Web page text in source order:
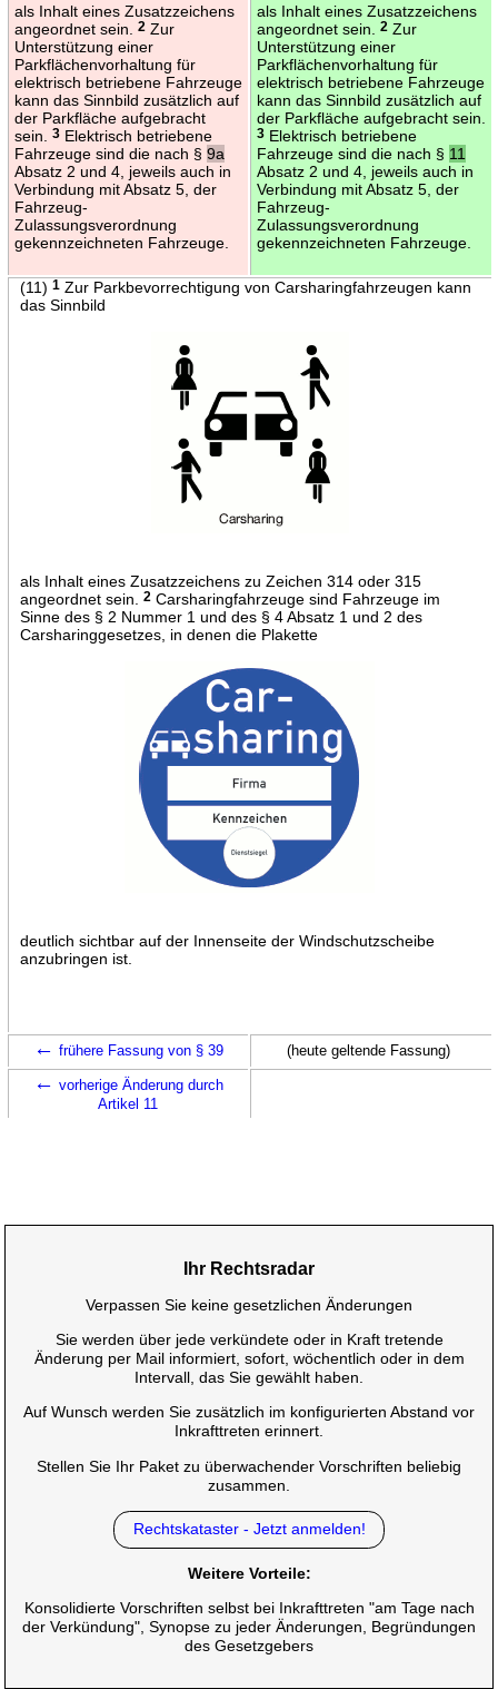
als Inhalt eines Zusatzzeichens
angeordnet sein.
2Zur
Unterstützung einer
Parkflächenvorhaltung für
elektrisch betriebene Fahrzeuge
kann das Sinnbild zusätzlich auf
der Parkfläche aufgebracht
sein.
3Elektrisch betriebene
Fahrzeuge sind die nach § 9a
Absatz 2 und 4, jeweils auch in
Verbindung mit Absatz 5, der
Fahrzeug-
Zulassungsverordnung
gekennzeichneten Fahrzeuge.
als Inhalt eines Zusatzzeichens
angeordnet sein.
2Zur
Unterstützung einer
Parkflächenvorhaltung für
elektrisch betriebene Fahrzeuge
kann das Sinnbild zusätzlich auf
der Parkfläche aufgebracht sein.
3Elektrisch betriebene
Fahrzeuge sind die nach § 11
Absatz 2 und 4, jeweils auch in
Verbindung mit Absatz 5, der
Fahrzeug-
Zulassungsverordnung
gekennzeichneten Fahrzeuge.
(11) 1Zur Parkbevorrechtigung von Carsharingfahrzeugen kann
das Sinnbild
als Inhalt eines Zusatzzeichens zu Zeichen 314 oder 315
angeordnet sein.
2Carsharingfahrzeuge sind Fahrzeuge im
Sinne des § 2 Nummer 1 und des § 4 Absatz 1 und 2 des
Carsharinggesetzes, in denen die Plakette
deutlich sichtbar auf der Innenseite der Windschutzscheibe
anzubringen ist.
← frühere Fassung von § 39 (heute geltende Fassung)
← vorherige Änderung durch
Artikel 11
Ihr Rechtsradar
Verpassen Sie keine gesetzlichen Änderungen
Sie werden über jede verkündete oder in Kraft tretende
Änderung per Mail informiert, sofort, wöchentlich oder in dem
Intervall, das Sie gewählt haben.
Auf Wunsch werden Sie zusätzlich im konfigurierten Abstand vor
Inkrafttreten erinnert.
Stellen Sie Ihr Paket zu überwachender Vorschriften beliebig
zusammen.
Rechtskataster - Jetzt anmelden!
Weitere Vorteile:
Konsolidierte Vorschriften selbst bei Inkrafttreten "am Tage nach
der Verkündung", Synopse zu jeder Änderungen, Begründungen
des Gesetzgebers